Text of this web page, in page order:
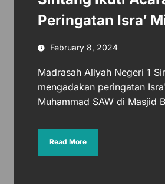
Peringatan Isra’
Muhammad SAW
February 8, 2024
Madrasah Aliyah Negeri 1
mengadakan peringatan
Muhammad SAW di Masjid
Read More